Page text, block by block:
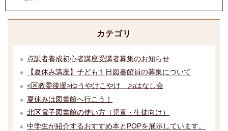
カテゴリ
点訳者養成初心者講座受講者募集のお知らせ
【夏休み講座】子ども１日図書館員の募集について
<区教委後援>ゆうやけこやけ おはなし会
夏休みは図書館へ行こう！
北区電子図書館の使い方（児童・生徒向け）
中学生が紹介するおすすめ本とPOPを展示しています。